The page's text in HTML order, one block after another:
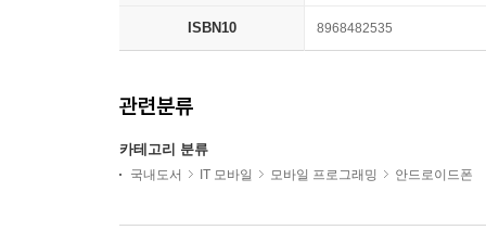
ISBN10 8968482535
관련분류
카테고리 분류
국내도서 IT 모바일 모바일 프로그래밍 안드로이드폰